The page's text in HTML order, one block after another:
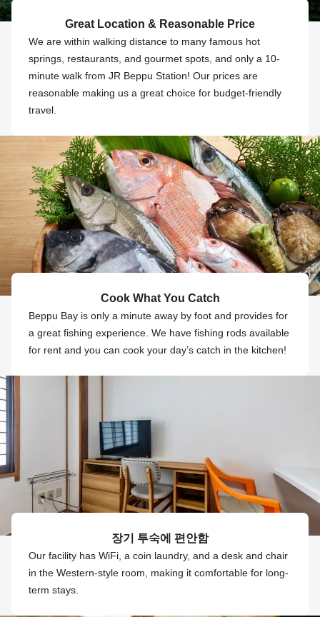
Great Location & Reasonable Price
We are within walking distance to many famous hot
springs, restaurants, and gourmet spots, and only a 10-
minute walk from JR Beppu Station! Our prices are
reasonable making us a great choice for budget-friendly
travel.
Cook What You Catch
Beppu Bay is only a minute away by foot and provides for
a great fishing experience. We have fishing rods available
for rent and you can cook your day’s catch in the kitchen!
장기 투숙에 편안함
Our facility has WiFi, a coin laundry, and a desk and chair
in the Western-style room, making it comfortable for long-
term stays.